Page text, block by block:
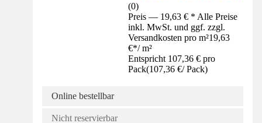
(0)
Preis — 19,63 € * Alle Preise
inkl. MwSt. und ggf. zzgl.
Versandkosten pro m²19,63
€*/ m²
Entspricht 107,36 € pro
Pack(107,36 €/ Pack)
Online bestellbar
Nicht reservierbar